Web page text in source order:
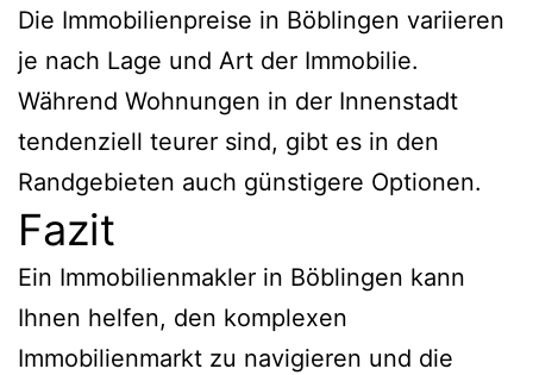
Die Immobilienpreise in Böblingen variieren
je nach Lage und Art der Immobilie.
Während Wohnungen in der Innenstadt
tendenziell teurer sind, gibt es in den
Randgebieten auch günstigere Optionen.
Fazit
Ein Immobilienmakler in Böblingen kann
Ihnen helfen, den komplexen
Immobilienmarkt zu navigieren und die